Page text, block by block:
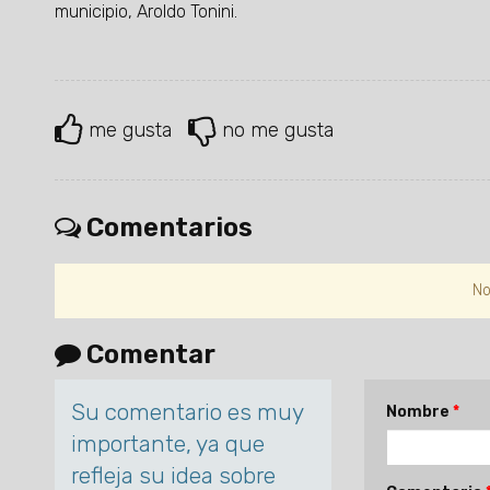
municipio, Aroldo Tonini.
me gusta no me gusta
Comentarios
Comentar
Su comentario es muy
importante, ya que
refleja su idea sobre
Nombre